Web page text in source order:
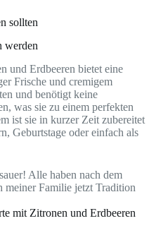
sollten
werden
und Erdbeeren bietet eine
Frische und cremigem
und benötigt keine
was sie zu einem perfekten
ist sie in kurzer Zeit zubereitet
Geburtstage oder einfach als
Alle haben nach dem
meiner Familie jetzt Tradition
mit Zitronen und Erdbeeren